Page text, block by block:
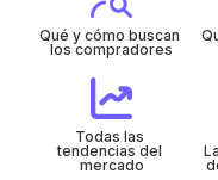
Qué y cómo buscan
los compradores
Todas las
tendencias del
mercado